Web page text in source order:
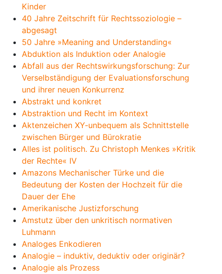
Kinder
40 Jahre Zeitschrift für Rechtssoziologie –
abgesagt
50 Jahre »Meaning and Understanding«
Abduktion als Induktion oder Analogie
Abfall aus der Rechtswirkungsforschung: Zur
Verselbständigung der Evaluationsforschung
und ihrer neuen Konkurrenz
Abstrakt und konkret
Abstraktion und Recht im Kontext
Aktenzeichen XY-unbequem als Schnittstelle
zwischen Bürger und Bürokratie
Alles ist politisch. Zu Christoph Menkes »Kritik
der Rechte« IV
Amazons Mechanischer Türke und die
Bedeutung der Kosten der Hochzeit für die
Dauer der Ehe
Amerikanische Justizforschung
Amstutz über den unkritisch normativen
Luhmann
Analoges Enkodieren
Analogie – induktiv, deduktiv oder originär?
Analogie als Prozess